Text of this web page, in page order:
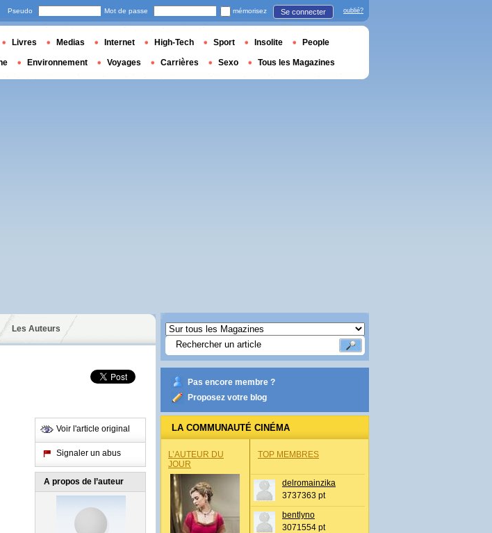
Les Auteurs
Voir l'article original
Signaler un abus
A propos de l’auteur
Pas encore membre ?
Proposez votre blog
LA COMMUNAUTÉ CINÉMA
L’AUTEUR DU
JOUR
TOP MEMBRES
delromainzika
3737363 pt
bentlyno
3071554 pt
Pseudo Mot de passe mémorisez Se connecter oublié?
Livres Medias Internet High-Tech Sport Insolite People
Environnement Voyages Carrières Sexo Tous les Magazines